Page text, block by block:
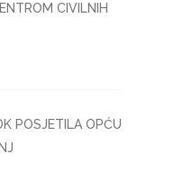
CIVILNIH
POSJETILA OPĆU